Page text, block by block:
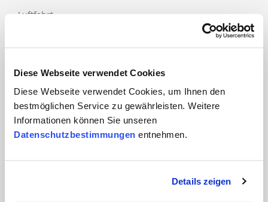
Diese Webseite verwendet Cookies
Diese Webseite verwendet Cookies, um Ihnen den
bestmöglichen Service zu gewährleisten. Weitere
Informationen können Sie unseren
Datenschutzbestimmungen entnehmen.
Details zeigen
Luftfahrt
Tourismus
Produkte